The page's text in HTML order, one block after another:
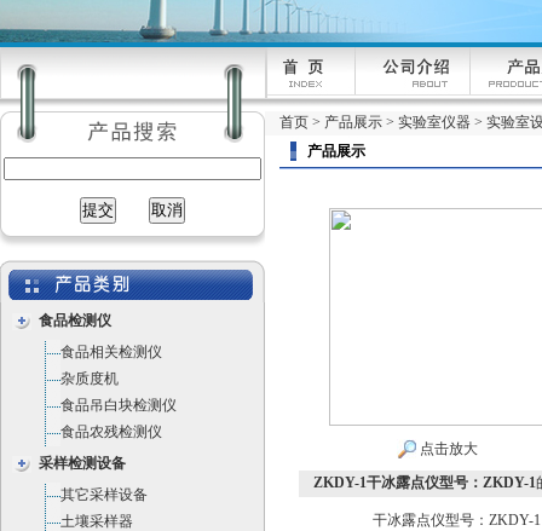
食品检测仪
食品相关检测仪
杂质度机
食品吊白块检测仪
食品农残检测仪
采样检测设备
其它采样设备
土壤采样器
首页 > 产品展示 > 实验室仪器 > 实验室
产品展示
点击放大
ZKDY-1干冰露点仪型号：ZKDY-1
干冰露点仪型号：ZKDY-1